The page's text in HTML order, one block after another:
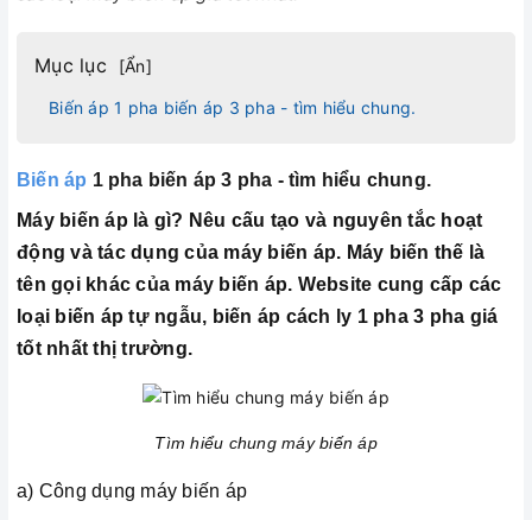
Mục lục [Ẩn]
Biến áp 1 pha biến áp 3 pha - tìm hiểu chung.
Biến áp 1 pha biến áp 3 pha - tìm hiểu chung.
Máy biến áp là gì? Nêu cấu tạo và nguyên tắc hoạt
động và tác dụng của máy biến áp. Máy biến thế là
tên gọi khác của máy biến áp. Website cung cấp các
loại biến áp tự ngẫu, biến áp cách ly 1 pha 3 pha giá
tốt nhất thị trường.
Tìm hiểu chung máy biến áp
a) Công dụng máy biến áp